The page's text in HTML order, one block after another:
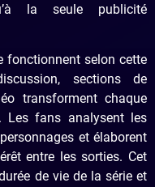
la seule publicité
fonctionnent selon cette
sections de
transforment chaque
Les fans analysent les
et élaborent
entre les sorties. Cet
de vie de la série et